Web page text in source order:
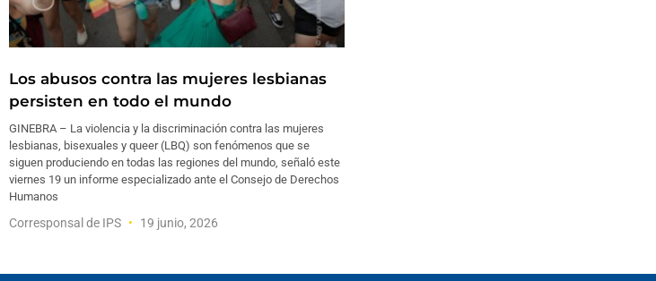
Los abusos contra las mujeres lesbianas
persisten en todo el mundo
GINEBRA – La violencia y la discriminación contra las mujeres
lesbianas, bisexuales y queer (LBQ) son fenómenos que se
siguen produciendo en todas las regiones del mundo, señaló este
viernes 19 un informe especializado ante el Consejo de Derechos
Humanos
Corresponsal de IPS 19 junio, 2026